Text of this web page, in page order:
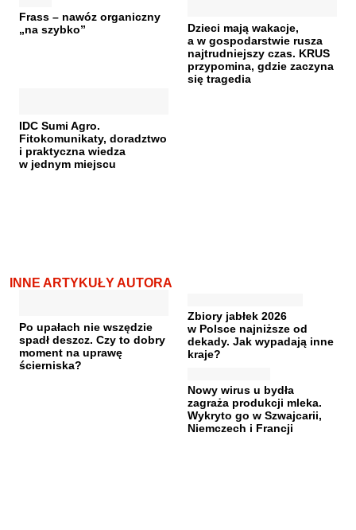
Frass – nawóz organiczny
„na szybko”
Dzieci mają wakacje,
a w gospodarstwie rusza
najtrudniejszy czas. KRUS
przypomina, gdzie zaczyna
się tragedia
IDC Sumi Agro.
Fitokomunikaty, doradztwo
i praktyczna wiedza
w jednym miejscu
INNE ARTYKUŁY AUTORA
Po upałach nie wszędzie
spadł deszcz. Czy to dobry
moment na uprawę
ścierniska?
Zbiory jabłek 2026
w Polsce najniższe od
dekady. Jak wypadają inne
kraje?
Nowy wirus u bydła
zagraża produkcji mleka.
Wykryto go w Szwajcarii,
Niemczech i Francji